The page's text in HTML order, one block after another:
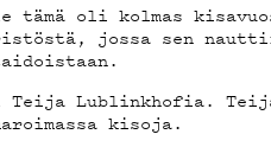
tämä oli kolmas
jossa sen
Teija Lublinkhofia.
kisoja.